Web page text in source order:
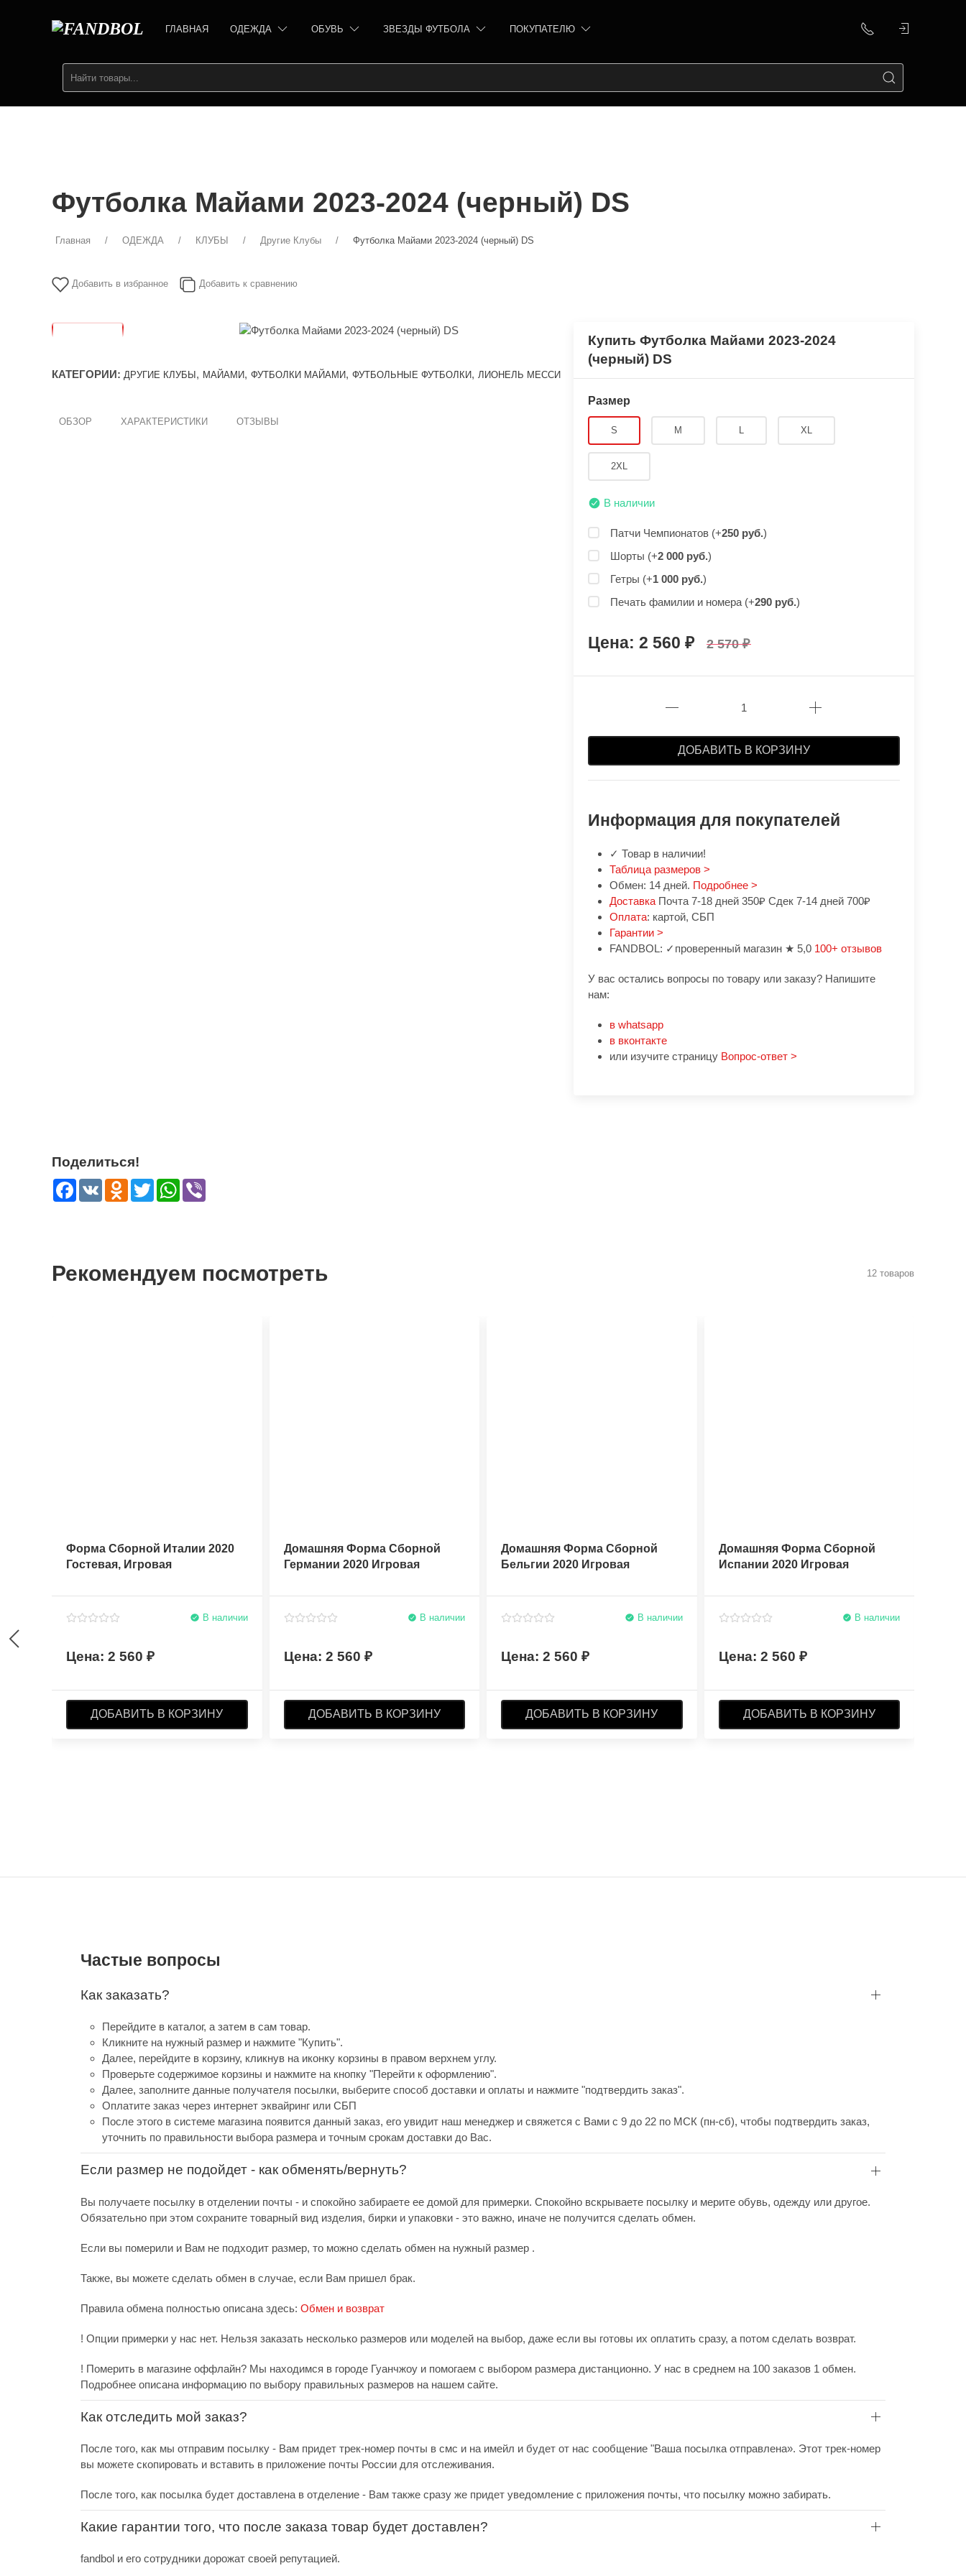
ГЛАВНАЯ ОДЕЖДА ОБУВЬ ЗВЕЗДЫ ФУТБОЛА ПОКУПАТЕЛЮ
Футболка Майами 2023-2024 (черный) DS
Главная ОДЕЖДА КЛУБЫ Другие Клубы Футболка Майами 2023-2024 (черный) DS
Добавить в избранное Добавить к сравнению
КАТЕГОРИИ: ДРУГИЕ КЛУБЫ, МАЙАМИ, ФУТБОЛКИ МАЙАМИ, ФУТБОЛЬНЫЕ ФУТБОЛКИ, ЛИОНЕЛЬ МЕССИ
ОБЗОР ХАРАКТЕРИСТИКИ ОТЗЫВЫ
Купить Футболка Майами 2023-2024
(черный) DS
Размер
S M L XL
2XL
В наличии
Патчи Чемпионатов (+250 руб.)
Шорты (+2 000 руб.)
Гетры (+1 000 руб.)
Печать фамилии и номера (+290 руб.)
2 560 2 570
ДОБАВИТЬ В КОРЗИНУ
Информация для покупателей
✓ Товар в наличии!
Таблица размеров >
Обмен: 14 дней. Подробнее >
Доставка Почта 7-18 дней 350₽ Сдек 7-14 дней 700₽
Оплата: картой, СБП
Гарантии >
FANDBOL: ✓проверенный магазин ★ 5,0 100+ отзывов
У вас остались вопросы по товару или заказу? Напишите
нам:
в whatsapp
в вконтакте
или изучите страницу Вопрос-ответ >
Поделиться!
Facebook
VK Odnoklassniki
TwitterWhatsApp
Рекомендуем посмотреть 12 товаров
Форма Сборной Италии 2020
Гостевая, Игровая
В наличии
2 560
ДОБАВИТЬ В КОРЗИНУ
Домашняя Форма Сборной
Германии 2020 Игровая
В наличии
2 560
ДОБАВИТЬ В КОРЗИНУ
Домашняя Форма Сборной
Бельгии 2020 Игровая
В наличии
2 560
ДОБАВИТЬ В КОРЗИНУ
Домашняя Форма Сборной
Испании 2020 Игровая
В наличии
2 560
ДОБАВИТЬ В КОРЗИНУ
Частые вопросы
Как заказать?
Перейдите в каталог, а затем в сам товар.
Кликните на нужный размер и нажмите "Купить".
Далее, перейдите в корзину, кликнув на иконку корзины в правом верхнем углу.
Проверьте содержимое корзины и нажмите на кнопку "Перейти к оформлению".
Далее, заполните данные получателя посылки, выберите способ доставки и оплаты и нажмите "подтвердить заказ".
Оплатите заказ через интернет эквайринг или СБП
После этого в системе магазина появится данный заказ, его увидит наш менеджер и свяжется с Вами с 9 до 22 по МСК (пн-сб), чтобы подтвердить заказ,
уточнить по правильности выбора размера и точным срокам доставки до Вас.
Если размер не подойдет - как обменять/вернуть?
Вы получаете посылку в отделении почты - и спокойно забираете ее домой для примерки. Спокойно вскрываете посылку и мерите обувь, одежду или другое.
Обязательно при этом сохраните товарный вид изделия, бирки и упаковки - это важно, иначе не получится сделать обмен.
Если вы померили и Вам не подходит размер, то можно сделать обмен на нужный размер .
Также, вы можете сделать обмен в случае, если Вам пришел брак.
Правила обмена полностью описана здесь: Обмен и возврат
! Опции примерки у нас нет. Нельзя заказать несколько размеров или моделей на выбор, даже если вы готовы их оплатить сразу, а потом сделать возврат.
! Померить в магазине оффлайн? Мы находимся в городе Гуанчжоу и помогаем с выбором размера дистанционно. У нас в среднем на 100 заказов 1 обмен.
Подробнее описана информацию по выбору правильных размеров на нашем сайте.
Как отследить мой заказ?
После того, как мы отправим посылку - Вам придет трек-номер почты в смс и на имейл и будет от нас сообщение "Ваша посылка отправлена». Этот трек-номер
вы можете скопировать и вставить в приложение почты России для отслеживания.
После того, как посылка будет доставлена в отделение - Вам также сразу же придет уведомление с приложения почты, что посылку можно забирать.
Какие гарантии того, что после заказа товар будет доставлен?
fandbol и его сотрудники дорожат своей репутацией.